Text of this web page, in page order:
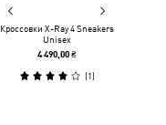
Кроссовки X-Ray 4 Sneakers
Unisex
4 490,00 ₴
(1)